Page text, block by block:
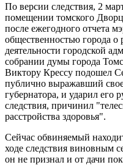
По версии следствия, 2
помещении томского
после ежегодного отчета
общественностью города о
деятельности городской
собрании думы города
Виктору Крессу подошел
публично выражавший
губернатора, и ударил
следствия, причинил
расстройства здоровья".
Сейчас обвиняемый
ходе следствия виновным
он не признал и от дачи